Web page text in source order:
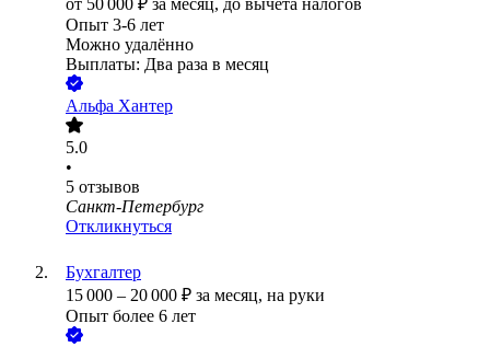
от 50 000 ₽ за месяц, до вычета налогов
Опыт 3-6 лет
Можно удалённо
Выплаты: Два раза в месяц
Альфа Хантер
5.0
•
5 отзывов
Санкт-Петербург
Откликнуться
Бухгалтер
15 000 – 20 000 ₽ за месяц, на руки
Опыт более 6 лет